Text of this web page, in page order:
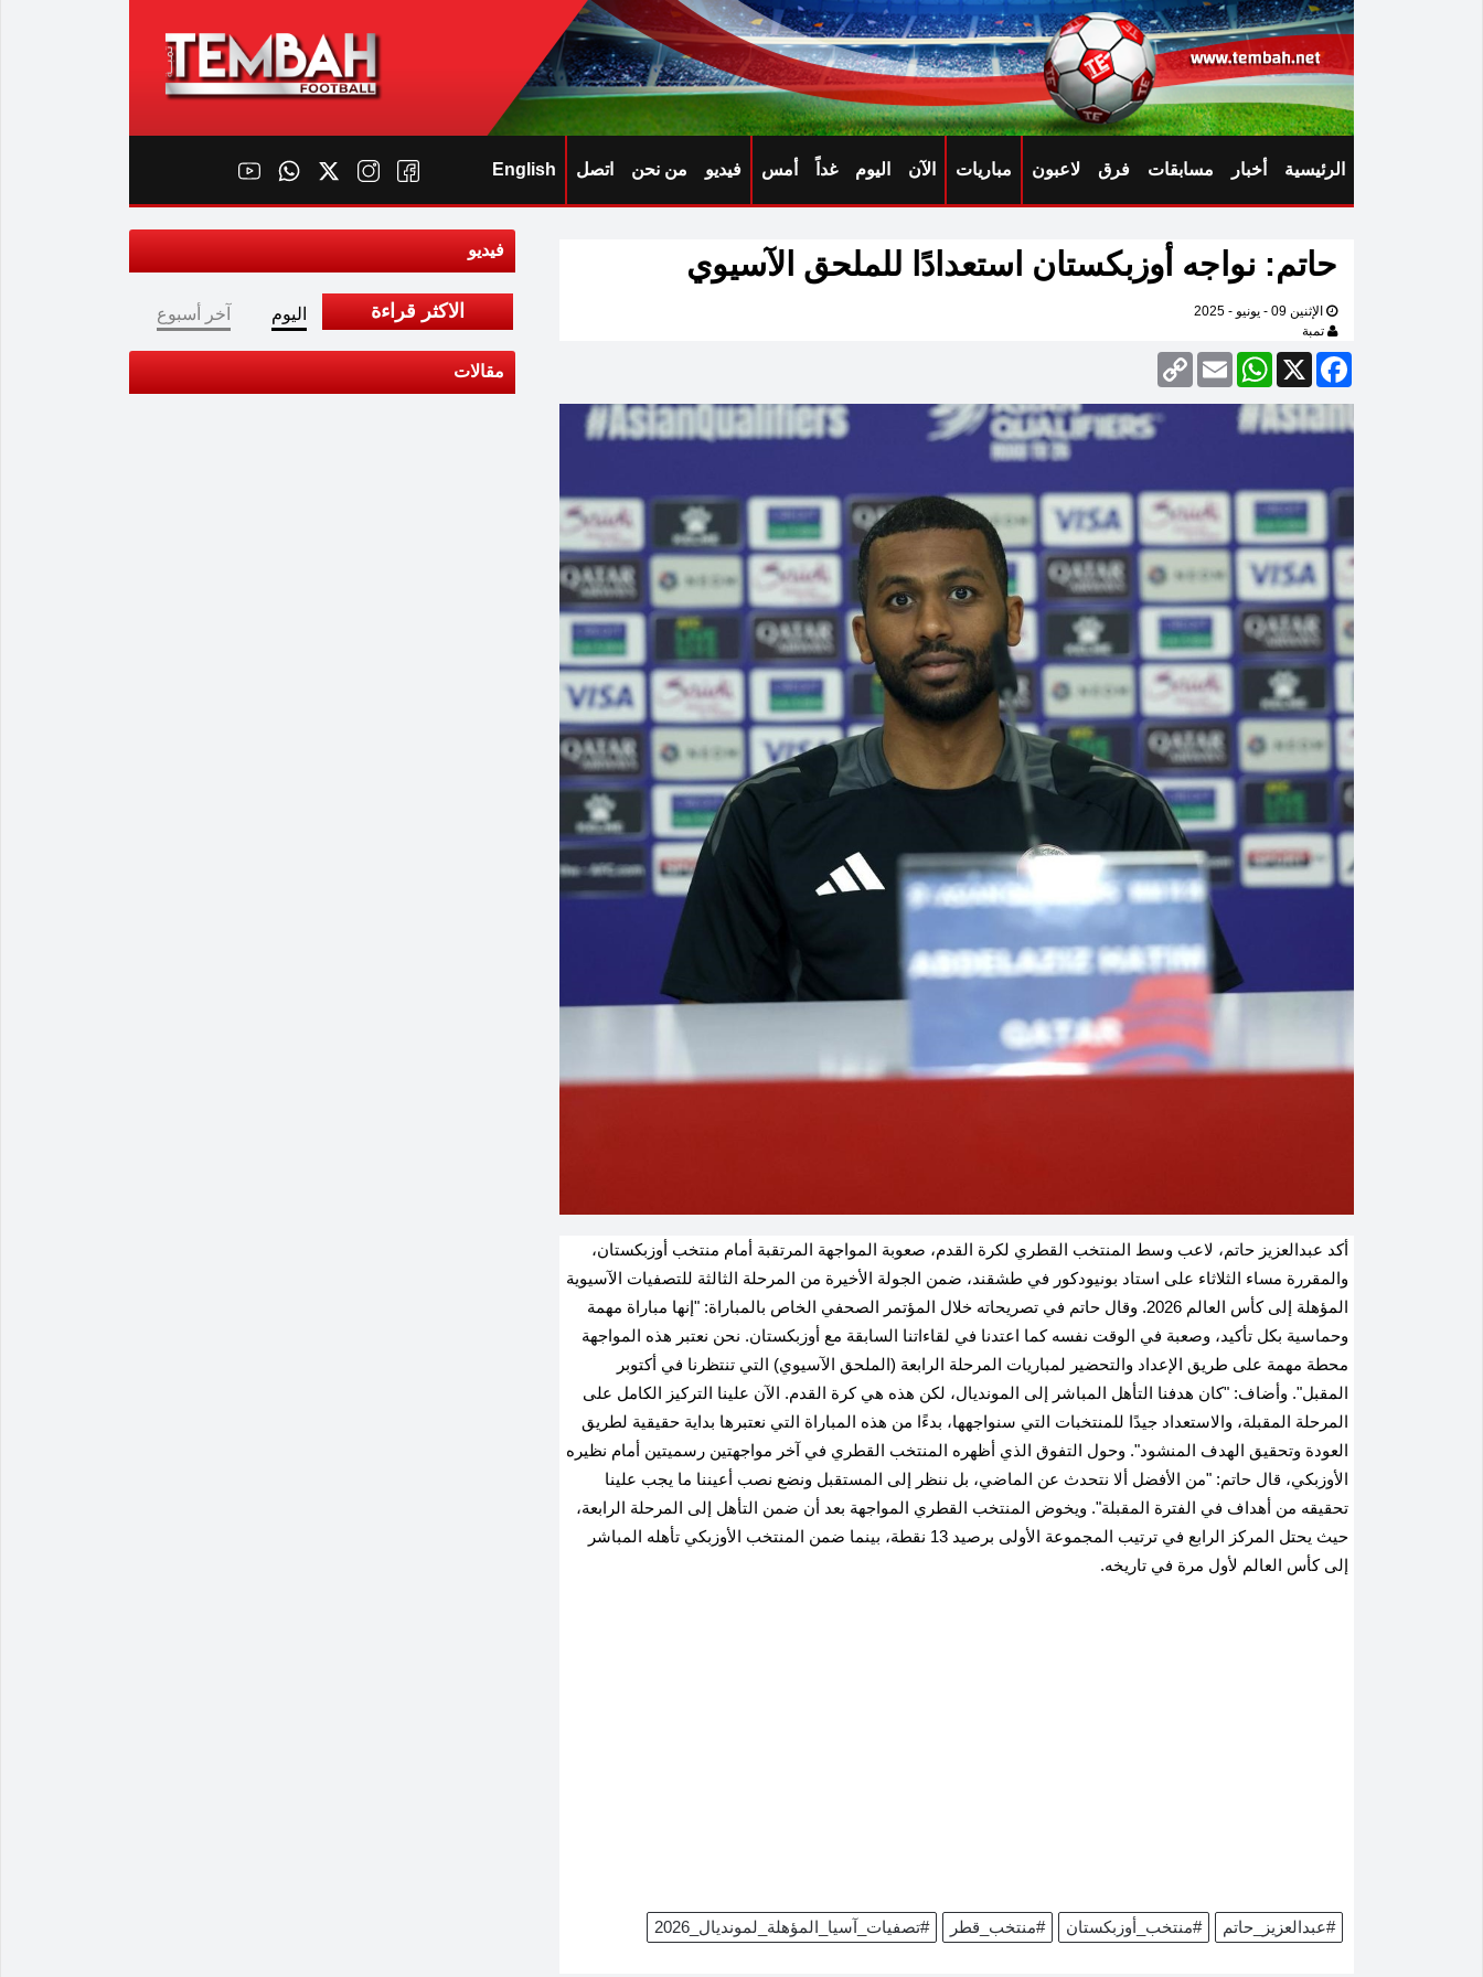
الرئيسية أخبار مسابقات فرق لاعبون مباريات الآن اليوم غداً أمس فيديو من نحن اتصل English
حاتم: نواجه أوزبكستان استعدادًا للملحق الآسيوي
الإثنين 09 - يونيو - 2025
تمبة
Facebook
X
WhatsApp
Email
Copy
Link
أكد عبدالعزيز حاتم، لاعب وسط المنتخب القطري لكرة القدم، صعوبة المواجهة المرتقبة أمام منتخب أوزبكستان،
والمقررة مساء الثلاثاء على استاد بونيودكور في طشقند، ضمن الجولة الأخيرة من المرحلة الثالثة للتصفيات الآسيوية
المؤهلة إلى كأس العالم 2026. وقال حاتم في تصريحاته خلال المؤتمر الصحفي الخاص بالمباراة: "إنها مباراة مهمة
وحماسية بكل تأكيد، وصعبة في الوقت نفسه كما اعتدنا في لقاءاتنا السابقة مع أوزبكستان. نحن نعتبر هذه المواجهة
محطة مهمة على طريق الإعداد والتحضير لمباريات المرحلة الرابعة (الملحق الآسيوي) التي تنتظرنا في أكتوبر
المقبل". وأضاف: "كان هدفنا التأهل المباشر إلى المونديال، لكن هذه هي كرة القدم. الآن علينا التركيز الكامل على
المرحلة المقبلة، والاستعداد جيدًا للمنتخبات التي سنواجهها، بدءًا من هذه المباراة التي نعتبرها بداية حقيقية لطريق
العودة وتحقيق الهدف المنشود". وحول التفوق الذي أظهره المنتخب القطري في آخر مواجهتين رسميتين أمام نظيره
الأوزبكي، قال حاتم: "من الأفضل ألا نتحدث عن الماضي، بل ننظر إلى المستقبل ونضع نصب أعيننا ما يجب علينا
تحقيقه من أهداف في الفترة المقبلة". ويخوض المنتخب القطري المواجهة بعد أن ضمن التأهل إلى المرحلة الرابعة،
حيث يحتل المركز الرابع في ترتيب المجموعة الأولى برصيد 13 نقطة، بينما ضمن المنتخب الأوزبكي تأهله المباشر
إلى كأس العالم لأول مرة في تاريخه.
#تصفيات_آسيا_المؤهلة_لمونديال_2026 #منتخب_قطر #منتخب_أوزبكستان #عبدالعزيز_حاتم
فيديو
الاكثر قراءة اليوم آخر أسبوع
مقالات